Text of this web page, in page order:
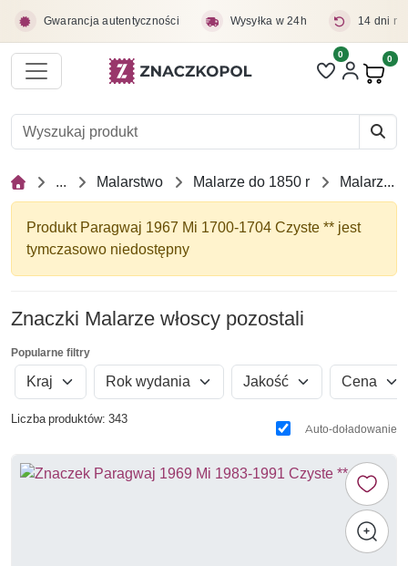
Gwarancja autentyczności Wysyłka w 24h 14 dni
Liczba pozycji
0 0
... Malarstwo Malarze do 1850 r Malarze włoscy pozostali
Produkt Paragwaj 1967 Mi 1700-1704 Czyste ** jest
tymczasowo niedostępny
Znaczki Malarze włoscy pozostali
Popularne filtry
Kraj Rok wydania Jakość Cena
Liczba produktów: 343
Auto-doładowanie